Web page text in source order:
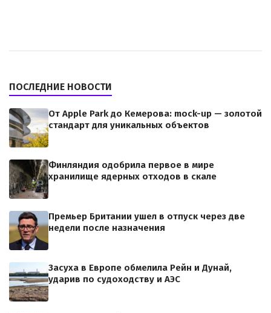
ПОСЛЕДНИЕ НОВОСТИ
От Apple Park до Кемерова: mock-up — золотой
стандарт для уникальных объектов
Финляндия одобрила первое в мире
хранилище ядерных отходов в скале
Премьер Британии ушел в отпуск через две
недели после назначения
Засуха в Европе обмелила Рейн и Дунай,
ударив по судоходству и АЭС